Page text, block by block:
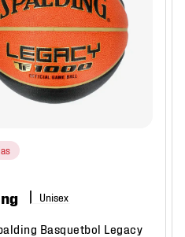
Basquetbol Legacy